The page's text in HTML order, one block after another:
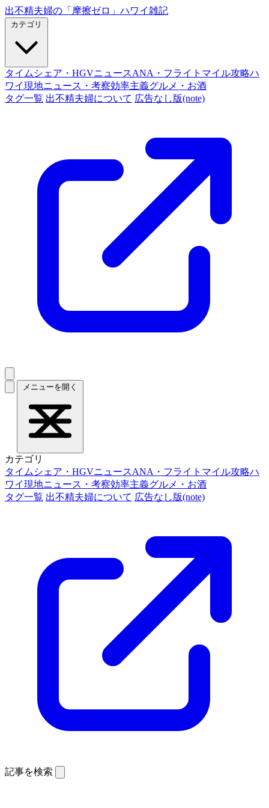
出不精夫婦の 「摩擦ゼロ」 ハワイ雑記
タイムシェア・HGVニュースANA・フライトマイル攻略ハ
ワイ現地ニュース・考察効率主義グルメ・お酒
タグ一覧 出不精夫婦について 広告なし版(note)
メニューを開く
カテゴリ
タイムシェア・HGVニュースANA・フライトマイル攻略ハ
ワイ現地ニュース・考察効率主義グルメ・お酒
タグ一覧 出不精夫婦について 広告なし版(note)
記事を検索